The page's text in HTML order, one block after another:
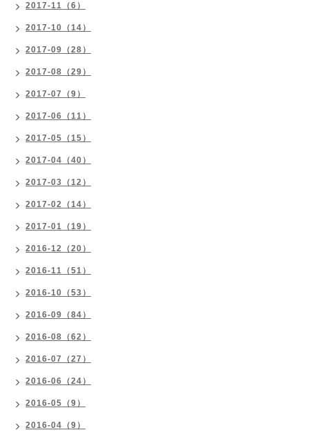
2017-11（6）
2017-10（14）
2017-09（28）
2017-08（29）
2017-07（9）
2017-06（11）
2017-05（15）
2017-04（40）
2017-03（12）
2017-02（14）
2017-01（19）
2016-12（20）
2016-11（51）
2016-10（53）
2016-09（84）
2016-08（62）
2016-07（27）
2016-06（24）
2016-05（9）
2016-04（9）